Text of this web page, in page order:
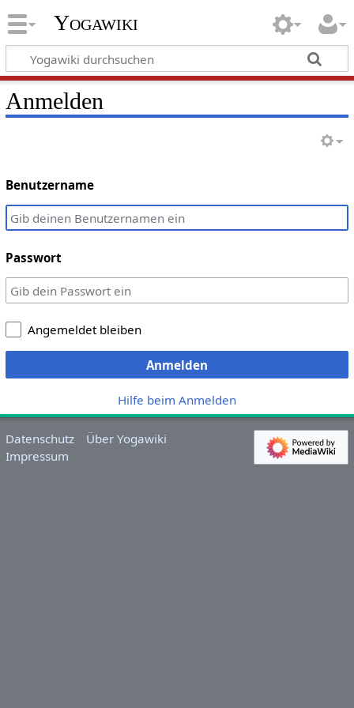
Yogawiki
Anmelden
Benutzername
Passwort
Angemeldet bleiben
Anmelden
Hilfe beim Anmelden
Datenschutz
Über Yogawiki
Impressum